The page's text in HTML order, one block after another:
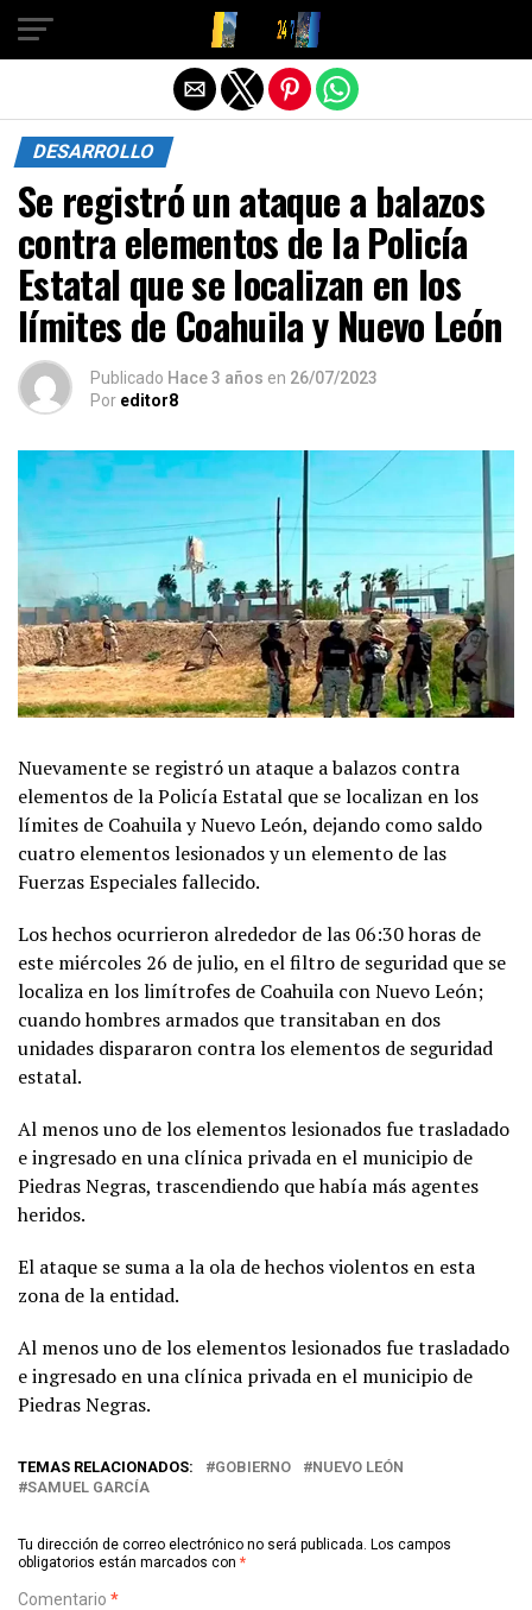
DESARROLLO
Se registró un ataque a balazos
contra elementos de la Policía
Estatal que se localizan en los
límites de Coahuila y Nuevo León
Publicado Hace 3 años en 26/07/2023
Por editor8
Nuevamente se registró un ataque a balazos contra
elementos de la Policía Estatal que se localizan en los
límites de Coahuila y Nuevo León, dejando como saldo
cuatro elementos lesionados y un elemento de las
Fuerzas Especiales fallecido.
Los hechos ocurrieron alrededor de las 06:30 horas de
este miércoles 26 de julio, en el filtro de seguridad que se
localiza en los limítrofes de Coahuila con Nuevo León;
cuando hombres armados que transitaban en dos
unidades dispararon contra los elementos de seguridad
estatal.
Al menos uno de los elementos lesionados fue trasladado
e ingresado en una clínica privada en el municipio de
Piedras Negras, trascendiendo que había más agentes
heridos.
El ataque se suma a la ola de hechos violentos en esta
zona de la entidad.
Al menos uno de los elementos lesionados fue trasladado
e ingresado en una clínica privada en el municipio de
Piedras Negras.
TEMAS RELACIONADOS: GOBIERNO
NUEVO LEÓN
SAMUEL GARCÍA
Tu dirección de correo electrónico no será publicada. Los campos
obligatorios están marcados con *
Comentario *
Salir de la versión móvil